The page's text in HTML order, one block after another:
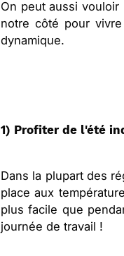
On peut aussi
notre côté pour
dynamique.
1) Profiter de l'été
Dans la plupart des
place aux
plus facile que
journée de travail !